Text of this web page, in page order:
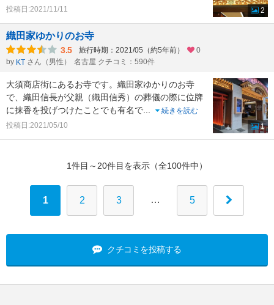
投稿日:2021/11/11
2
織田家ゆかりのお寺
3.5 旅行時期：2021/05（約5年前）
0
by KT さん（男性） 名古屋 クチコミ：590件
大須商店街にあるお寺です。織田家ゆかりのお寺
で、織田信長が父親（織田信秀）の葬儀の際に位牌
に抹香を投げつけたことでも有名で
続きを読む
投稿日:2021/05/10
1
1件目～20件目を表示（全100件中）
1 2 3 … 5
クチコミを投稿する